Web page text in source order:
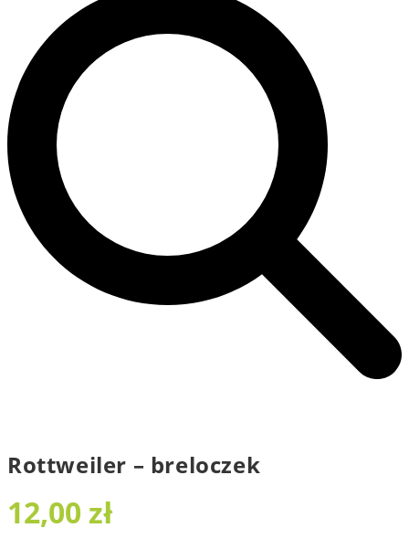
Rottweiler – breloczek
12,00 zł